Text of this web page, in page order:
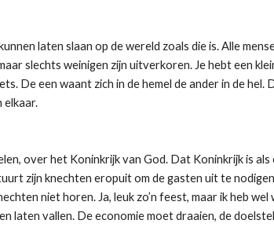
laten slaan op de wereld zoals die is. Alle
slechts weinigen zijn uitverkoren. Je hebt een
De een waant zich in de hemel de ander in de hel.
elkaar.
over het Koninkrijk van God. Dat Koninkrijk is
zijn knechten eropuit om de gasten uit te
niet horen. Ja, leuk zo’n feest, maar ik heb
laten vallen. De economie moet draaien, de